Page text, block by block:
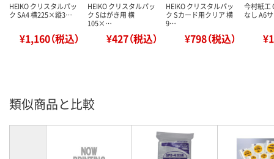
HEIKO クリスタルパッ
ク SA4 横225×縦3…
¥1,160（税込）
HEIKO クリスタルパッ
ク Sはがき用 横
105×…
¥427（税込）
HEIKO クリスタルパッ
ク Sカード用クリア 横
9…
¥798（税込）
今村紙工
なし A6
類似商品と比較